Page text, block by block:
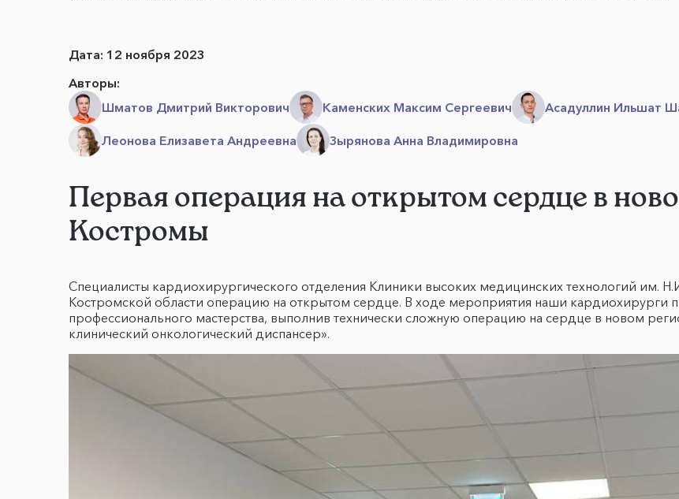
Дата: 12 ноября 2023
Авторы:
Шматов Дмитрий Викторович
Каменских Максим Сергеевич Асадуллин Ильшат
Леонова Елизавета Андреевна Зырянова Анна Владимировна
Первая операция на открытом сердце в
Костромы
Специалисты кардиохирургического отделения Клиники высоких медицинских технологий им.
Костромской области операцию на открытом сердце. В ходе мероприятия наши кардиохирурги
профессионального мастерства, выполнив технически сложную операцию на сердце в новом
клинический онкологический диспансер».